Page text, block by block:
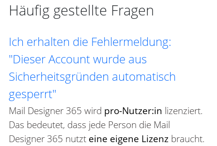
Häufig gestellte Fragen
Ich erhalten die Fehlermeldung:
"Dieser Account wurde aus
Sicherheitsgründen automatisch
gesperrt"
Mail Designer 365 wird pro-Nutzer:in lizenziert.
Das bedeutet, dass jede Person die Mail
Designer 365 nutzt eine eigene Lizenzbraucht.